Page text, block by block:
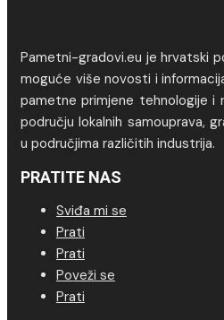
Pametni-gradovi.eu je hrvatski
moguće više novosti i
pametne primjene tehnologije i
području lokalnih samouprava,
u područjima različitih industrija.
PRATITE NAS
Sviđa mi se
Prati
Prati
Poveži se
Prati